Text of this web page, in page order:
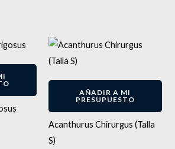
AÑADIR A MI
PRESUPUESTO
Acanthurus Chirurgus (Talla
S)